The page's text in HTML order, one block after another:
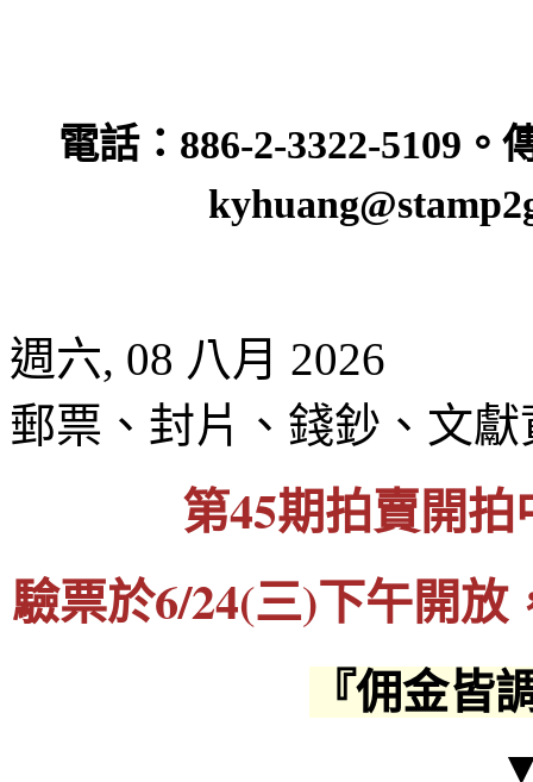
電話： 886-2-3322-5109 。
週六, 08 八月 2026
郵票、封片、錢鈔、文
第45期拍賣開
驗票於6/24(三)下午開
『佣金皆